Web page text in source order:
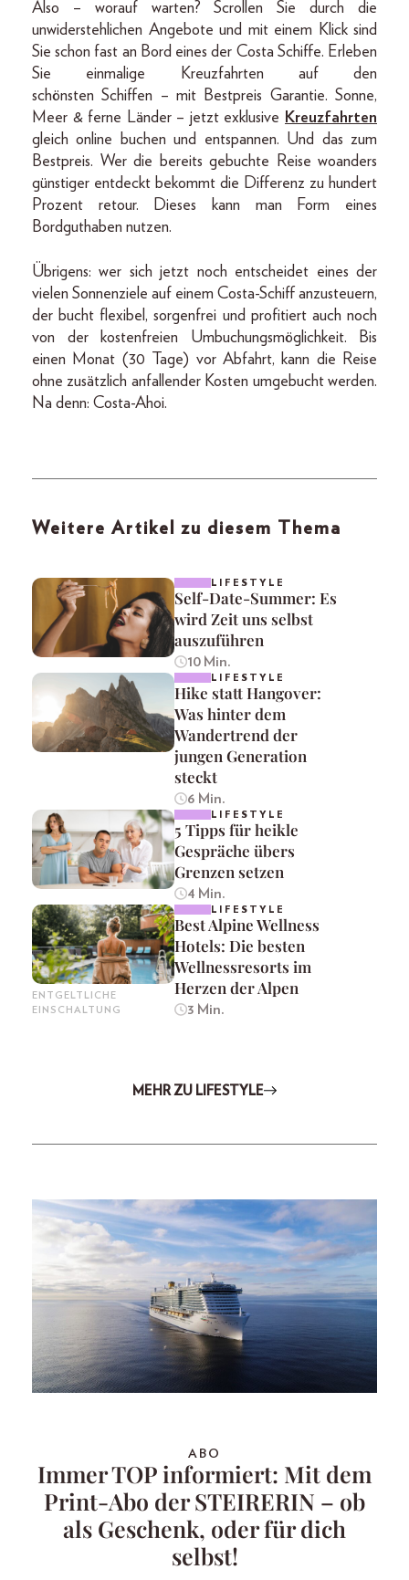
Also – worauf warten? Scrollen Sie durch die
unwiderstehlichen Angebote und mit einem Klick sind
Sie schon fast an Bord eines der Costa Schiffe. Erleben
Sie einmalige Kreuzfahrten auf den
schönsten Schiffen – mit Bestpreis Garantie. Sonne,
Meer & ferne Länder – jetzt exklusive Kreuzfahrten
gleich online buchen und entspannen. Und das zum
Bestpreis. Wer die bereits gebuchte Reise woanders
günstiger entdeckt bekommt die Differenz zu hundert
Prozent retour. Dieses kann man Form eines
Bordguthaben nutzen.
Übrigens: wer sich jetzt noch entscheidet eines der
vielen Sonnenziele auf einem Costa-Schiff anzusteuern,
der bucht flexibel, sorgenfrei und profitiert auch noch
von der kostenfreien Umbuchungsmöglichkeit. Bis
einen Monat (30 Tage) vor Abfahrt, kann die Reise
ohne zusätzlich anfallender Kosten umgebucht werden.
Na denn: Costa-Ahoi.
Weitere Artikel zu diesem Thema
LIFESTYLE
Self-Date-Summer: Es
wird Zeit uns selbst
auszuführen
10 Min.
LIFESTYLE
Hike statt Hangover:
Was hinter dem
Wandertrend der
jungen Generation
steckt
6 Min.
LIFESTYLE
5 Tipps für heikle
Gespräche übers
Grenzen setzen
4 Min.
ENTGELTLICHE
EINSCHALTUNG
LIFESTYLE
Best Alpine Wellness
Hotels: Die besten
Wellnessresorts im
Herzen der Alpen
3 Min.
MEHR ZU LIFESTYLE
ABO
Immer TOP informiert: Mit dem
Print-Abo der STEIRERIN – ob
als Geschenk, oder für dich
selbst!